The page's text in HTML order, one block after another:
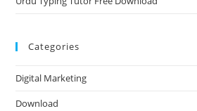
Categories
Digital Marketing
Download